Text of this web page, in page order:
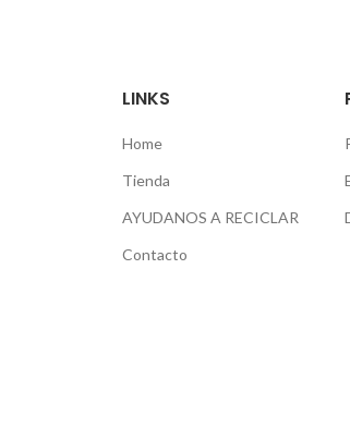
LINKS
Home
Tienda
AYUDANOS A RECICLAR
Contacto